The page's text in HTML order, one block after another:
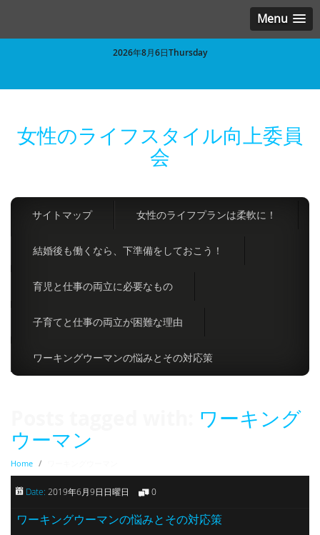
Menu
2026年8月6日Thursday
女性のライフスタイル向上委員
会
サイトマップ 女性のライフプランは柔軟に！
結婚後も働くなら、下準備をしておこう！
育児と仕事の両立に必要なもの
子育てと仕事の両立が困難な理由
ワーキングウーマンの悩みとその対応策
ワーキング
ウーマン
Home /
Date: 2019年6月9日日曜日 0
ワーキングウーマンの悩みとその対応策